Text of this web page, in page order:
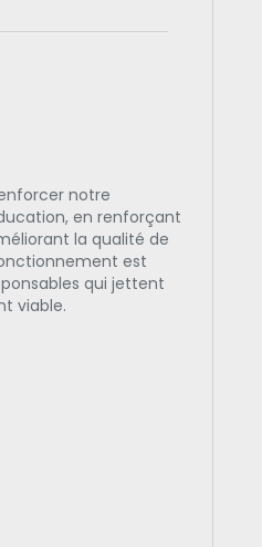
notre
en renforçant
la qualité de
est
qui jettent
viable.